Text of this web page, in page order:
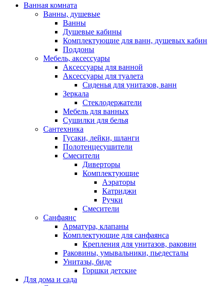
Ванная комната
Ванны, душевые
Ванны
Душевые кабины
Комплектующие для ванн, душевых кабин
Поддоны
Мебель, аксессуары
Аксессуары для ванной
Аксессуары для туалета
Сиденья для унитазов, ванн
Зеркала
Стеклодержатели
Мебель для ванных
Сушилки для белья
Сантехника
Гусаки, лейки, шланги
Полотенцесушители
Смесители
Диверторы
Комплектующие
Аэраторы
Катриджи
Ручки
Смесители
Санфаянс
Арматура, клапаны
Комплектующие для санфаянса
Крепления для унитазов, раковин
Раковины, умывальники, пьедесталы
Унитазы, биде
Горшки детские
Для дома и сада